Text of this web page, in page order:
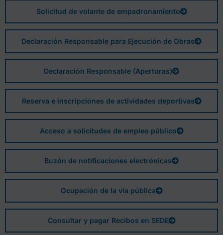
Solicitud de volante de empadronamiento
Declaración Responsable para Ejecución de Obras
Declaración Responsable (Aperturas)
Reserva e inscripciones de actividades deportivas
Acceso a solicitudes de empleo público
Buzón de notificaciones electrónicas
Ocupación de la vía pública
Consultar y pagar Recibos en SEDE